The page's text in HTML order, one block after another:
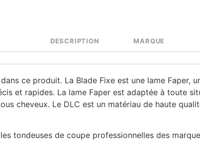
DESCRIPTION MARQUE
ce produit. La Blade Fixe est une lame Faper,
et rapides. La lame Faper est adaptée à toute
cheveux. Le DLC est un matériau de haute
tondeuses de coupe professionnelles des